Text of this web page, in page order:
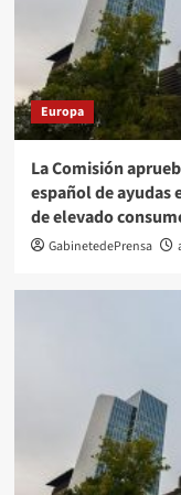
Europa
La Comisión
español de ayudas
de elevado
GabinetedePrensa